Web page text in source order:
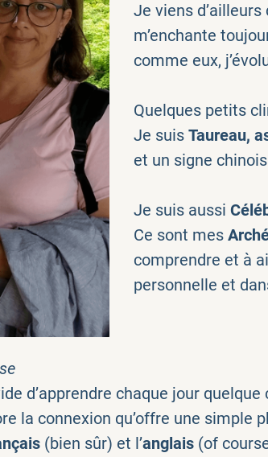
Je viens
m’enchante
comme eux,
Quelques petits
Je suis Taureau,
et un signe chinois
Je suis aussi
Ce sont mes
comprendre et à
personnelle et
d’apprendre chaque jour
la connexion qu’offre une simple
(bien sûr) et l’anglais (of